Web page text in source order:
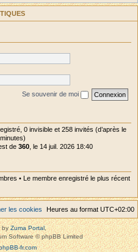
Se souvenir de moi
0 invisible et 258 invités (d’après le
de 360 , le 14 juil. 2026 18:40
• Le membre enregistré le plus récent
Heures au format UTC+02:00
les cookies
byZuma Portal,
Software © phpBB Limited
fr.com